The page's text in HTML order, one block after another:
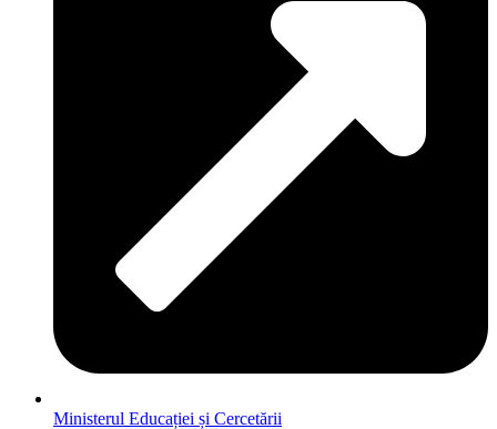
Ministerul Educației și Cercetării